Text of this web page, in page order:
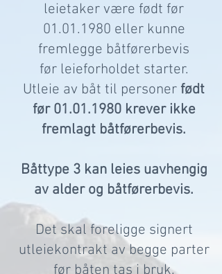
leietaker være født før
01.01.1980 eller kunne
fremlegge båtførerbevis
før leieforholdet starter.
Utleie av båt til personer født
før 01.01.1980krever ikke
fremlagt båtførerbevis.
Båttype 3 kan leies uavhengig
av alder og båtførerbevis.
Det skal foreligge signert
utleiekontrakt av begge parter
før båten tas i bruk.